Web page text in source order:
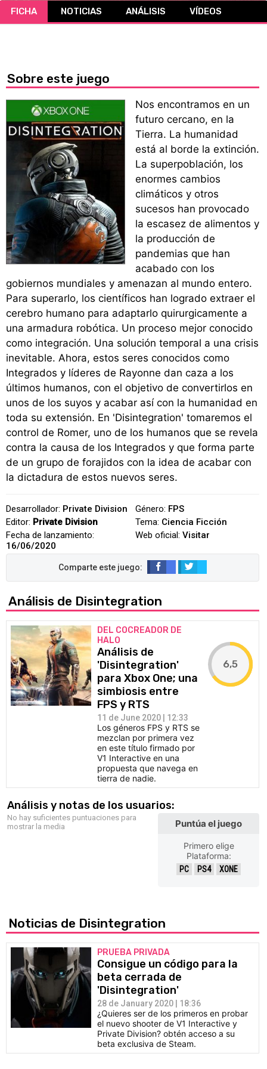
CÓMICS
FICHA NOTICIAS ANÁLISIS VÍDEOS
Sobre este juego
Nos encontramos en un
futuro cercano, en la
Tierra. La humanidad
está al borde la extinción.
La superpoblación, los
enormes cambios
climáticos y otros
sucesos han provocado
la escasez de alimentos y
la producción de
pandemias que han
acabado con los
gobiernos mundiales y amenazan al mundo entero.
Para superarlo, los científicos han logrado extraer el
cerebro humano para adaptarlo quirurgicamente a
una armadura robótica. Un proceso mejor conocido
como integración. Una solución temporal a una crisis
inevitable. Ahora, estos seres conocidos como
Integrados y líderes de Rayonne dan caza a los
últimos humanos, con el objetivo de convertirlos en
unos de los suyos y acabar así con la humanidad en
toda su extensión. En 'Disintegration' tomaremos el
control de Romer, uno de los humanos que se revela
contra la causa de los Integrados y que forma parte
de un grupo de forajidos con la idea de acabar con
la dictadura de estos nuevos seres.
Desarrollador: Private Division
Editor: Private Division
Fecha de lanzamiento:
16/06/2020
Género: FPS
Tema: Ciencia Ficción
Web oficial: Visitar
Análisis de Disintegration
DEL COCREADOR DE
HALO
Análisis de
'Disintegration'
para Xbox One; una
simbiosis entre
FPS y RTS
11 de June 2020 | 12:33
Los géneros FPS y RTS se
mezclan por primera vez
en este título firmado por
V1 Interactive en una
propuesta que navega en
tierra de nadie.
6,5
Análisis y notas de los usuarios:
No hay suficientes puntuaciones para
mostrar la media
Puntúa el juego
Primero elige
Plataforma:
PC PS4 XONE
Noticias de Disintegration
PRUEBA PRIVADA
Consigue un código para la
beta cerrada de
'Disintegration'
28 de January 2020 | 18:36
¿Quieres ser de los primeros en probar
el nuevo shooter de V1 Interactive y
Private Division? obtén acceso a su
beta exclusiva de Steam.